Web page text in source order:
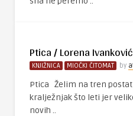
Ptica / Lorena Ivanković
KNJIŽNICA MIOČKI ČITOMAT by
Ptica Želim na tren
kralježnjak što leti jer
novih ..